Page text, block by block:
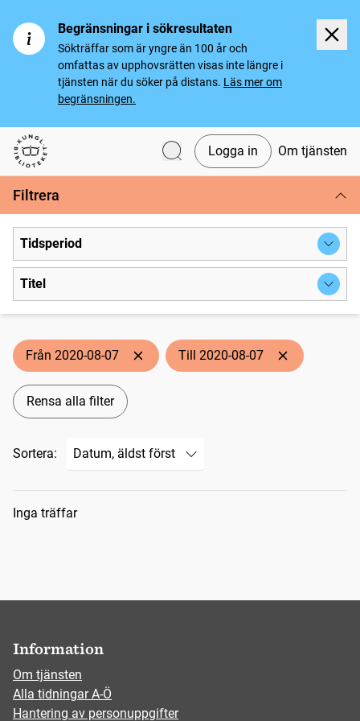
Begränsningar i sökresultaten
Sökträffar som är yngre än 100 år och
omfattas av upphovsrätten visas inte längre i
tjänsten när du söker på distans. Läs mer om
begränsningen.
Svenska tidningar
Logga in Om tjänsten
Filtrera
Tidsperiod
Titel
Från 2020-08-07 Till 2020-08-07
Rensa alla filter
Sortera:
Sökresultat
Inga träffar
Information
Om tjänsten
Alla tidningar A-Ö
Hantering av personuppgifter